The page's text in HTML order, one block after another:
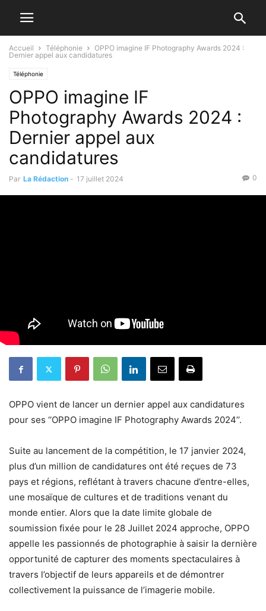
Accueil Téléphonie
OPPO imagine IF Photography Awards 2024 :
Dernier appel aux candidatures
Téléphonie
OPPO imagine IF
Photography Awards 2024 :
Dernier appel aux
candidatures
Par La Rédaction - 17 juillet 2024 0
OPPO vient de lancer un dernier appel aux candidatures
pour ses ‘‘OPPO imagine IF Photography Awards 2024’’.
Suite au lancement de la compétition, le 17 janvier 2024,
plus d’un million de candidatures ont été reçues de 73
pays et régions, reflétant à travers chacune d’entre-elles,
une mosaïque de cultures et de traditions venant du
monde entier. Alors que la date limite globale de
soumission fixée pour le 28 Juillet 2024 approche, OPPO
appelle les passionnés de photographie à saisir la dernière
opportunité de capturer des moments spectaculaires à
travers l’objectif de leurs appareils et de démontrer
collectivement la puissance de l’imagerie mobile.